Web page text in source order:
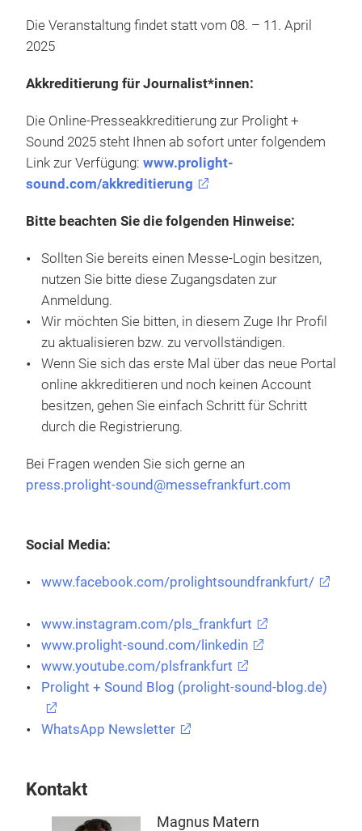
Die Veranstaltung findet statt vom 08. – 11. April
2025
Akkreditierung für Journalist*innen:
Die Online-Presseakkreditierung zur Prolight +
Sound 2025 steht Ihnen ab sofort unter folgendem
Link zur Verfügung: www.prolight-
sound.com/akkreditierung
Bitte beachten Sie die folgenden Hinweise:
Sollten Sie bereits einen Messe-Login besitzen,
nutzen Sie bitte diese Zugangsdaten zur
Anmeldung.
Wir möchten Sie bitten, in diesem Zuge Ihr Profil
zu aktualisieren bzw. zu vervollständigen.
Wenn Sie sich das erste Mal über das neue Portal
online akkreditieren und noch keinen Account
besitzen, gehen Sie einfach Schritt für Schritt
durch die Registrierung.
Bei Fragen wenden Sie sich gerne an
press.prolight-sound@messefrankfurt.com
Social Media:
www.facebook.com/prolightsoundfrankfurt/
www.instagram.com/pls_frankfurt
www.prolight-sound.com/linkedin
www.youtube.com/plsfrankfurt
Prolight + Sound Blog (prolight-sound-blog.de)
WhatsApp Newsletter
Kontakt
Magnus Matern